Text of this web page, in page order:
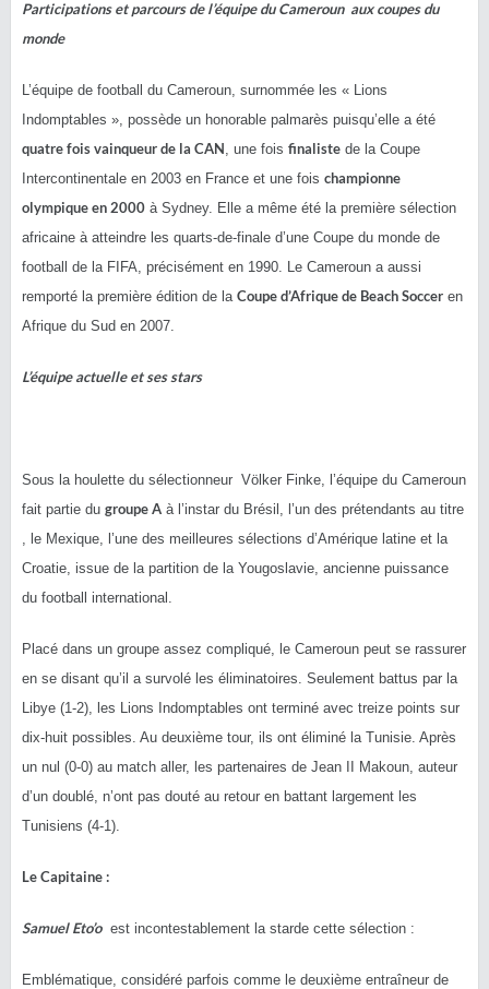
Participations et parcours de l’équipe du Cameroun aux coupes du
monde
L’équipe de football du Cameroun, surnommée les « Lions
Indomptables », possède un honorable palmarès puisqu’elle a été
quatre fois vainqueur de la CAN, une fois finaliste de la Coupe
Intercontinentale en 2003 en France et une fois championne
olympique en 2000 à Sydney. Elle a même été la première sélection
africaine à atteindre les quarts-de-finale d’une Coupe du monde de
football de la FIFA, précisément en 1990. Le Cameroun a aussi
remporté la première édition de la Coupe d’Afrique de Beach Soccer en
Afrique du Sud en 2007.
L’équipe actuelle et ses stars
Sous la houlette du sélectionneur Völker Finke, l’équipe du Cameroun
fait partie du groupe A à l’instar du Brésil, l’un des prétendants au titre
, le Mexique, l’une des meilleures sélections d’Amérique latine et la
Croatie, issue de la partition de la Yougoslavie, ancienne puissance
du football international.
Placé dans un groupe assez compliqué, le Cameroun peut se rassurer
en se disant qu’il a survolé les éliminatoires. Seulement battus par la
Libye (1-2), les Lions Indomptables ont terminé avec treize points sur
dix-huit possibles. Au deuxième tour, ils ont éliminé la Tunisie. Après
un nul (0-0) au match aller, les partenaires de Jean II Makoun, auteur
d’un doublé, n’ont pas douté au retour en battant largement les
Tunisiens (4-1).
Le Capitaine :
Samuel Eto’oest incontestablement la starde cette sélection :
Emblématique, considéré parfois comme le deuxième entraîneur de